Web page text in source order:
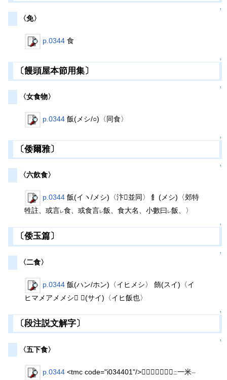
↑
〈免〉
p.0344 食
↑
〔饅頭屋本節用集〕
↑
〈女食物〉
p.0344 飯(メシ/○)〈同食〉
↑
〔倭爾雅〕
↑
〈六飮食〉
p.0344 飯(イヽ/メシ)〈汴𩚳並同〉 ⻟(メシ)〈郊特
牲註、或言レ食、或食言レ飯、食大名、小數曰 レ飯、〉
↑
〔倭玉篇〕
↑
〈二食〉
p.0344 飯(ハン/ホン)〈イヒメシ〉 䭉(スイ)〈イ
ヒマメアメメシ〉 𩞅(サイ)〈イヒ飯也〉
↑
〔段注説文解字〕
↑
〈五下食〉
p.0344 <tmc code="i034401"/>𠓛米也〈各本作 二一米一